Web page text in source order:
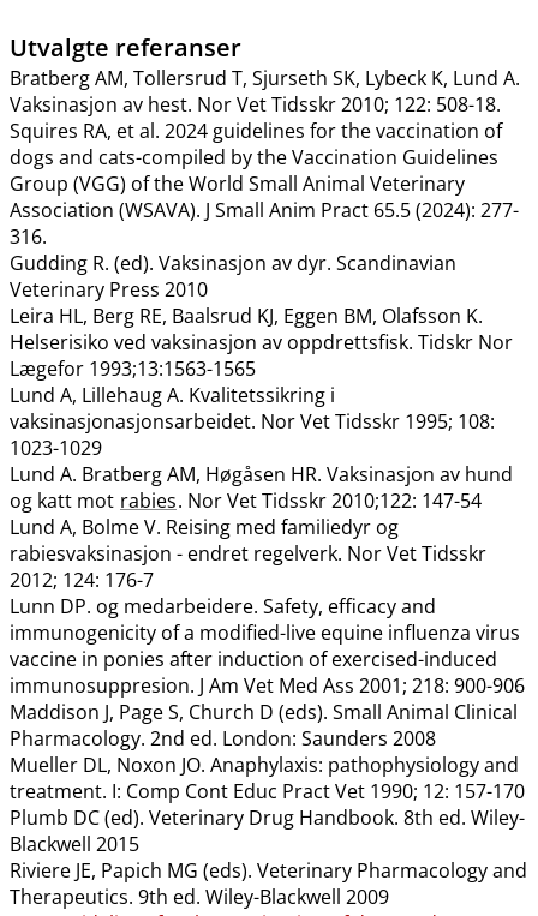
Utvalgte referanser
Bratberg AM, Tollersrud T, Sjurseth SK, Lybeck K, Lund A.
Vaksinasjon av hest. Nor Vet Tidsskr 2010; 122: 508-18.
Squires RA, et al. 2024 guidelines for the vaccination of
dogs and cats-compiled by the Vaccination Guidelines
Group (VGG) of the World Small Animal Veterinary
Association (WSAVA). J Small Anim Pract 65.5 (2024): 277-
316.
Gudding R. (ed). Vaksinasjon av dyr. Scandinavian
Veterinary Press 2010
Leira HL, Berg RE, Baalsrud KJ, Eggen BM, Olafsson K.
Helserisiko ved vaksinasjon av oppdrettsfisk. Tidskr Nor
Lægefor 1993;13:1563-1565
Lund A, Lillehaug A. Kvalitetssikring i
vaksinasjonasjonsarbeidet. Nor Vet Tidsskr 1995; 108:
1023-1029
Lund A. Bratberg AM, Høgåsen HR. Vaksinasjon av hund
og katt mot rabies. Nor Vet Tidsskr 2010;122: 147-54
Lund A, Bolme V. Reising med familiedyr og
rabiesvaksinasjon - endret regelverk. Nor Vet Tidsskr
2012; 124: 176-7
Lunn DP. og medarbeidere. Safety, efficacy and
immunogenicity of a modified-live equine influenza virus
vaccine in ponies after induction of exercised-induced
immunosuppresion. J Am Vet Med Ass 2001; 218: 900-906
Maddison J, Page S, Church D (eds). Small Animal Clinical
Pharmacology. 2nd ed. London: Saunders 2008
Mueller DL, Noxon JO. Anaphylaxis: pathophysiology and
treatment. I: Comp Cont Educ Pract Vet 1990; 12: 157-170
Plumb DC (ed). Veterinary Drug Handbook. 8th ed. Wiley-
Blackwell 2015
Riviere JE, Papich MG (eds). Veterinary Pharmacology and
Therapeutics. 9th ed. Wiley-Blackwell 2009